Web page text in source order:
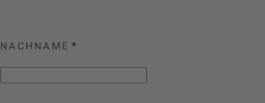
NACHNAME *